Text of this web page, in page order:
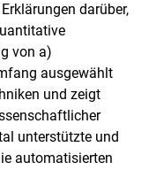
darüber,
von a)
ausgewählt
und zeigt
unterstützte und
automatisierten